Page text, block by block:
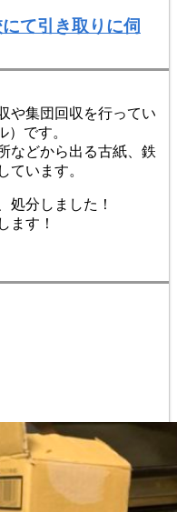
て引き取りに伺
や集団回収を行ってい
）です。
などから出る古紙、鉄
ています。
処分しました！
ます！